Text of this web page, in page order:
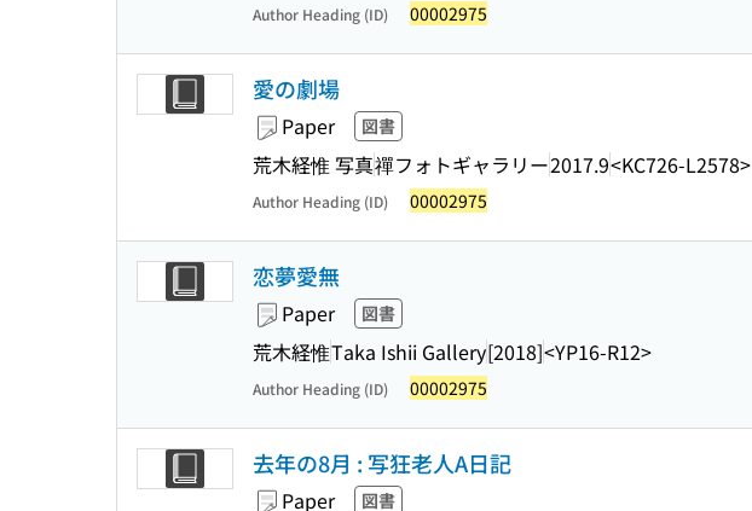
Author Heading (ID) 00002975
愛の劇場
Paper 図書
荒木経惟 写真禪フォトギャラリー2017.9<KC726-L2578>
Author Heading (ID) 00002975
恋夢愛無
Paper 図書
荒木経惟Taka Ishii Gallery[2018]<YP16-R12>
Author Heading (ID) 00002975
去年の8月 : 写狂老人A日記
Paper 図書